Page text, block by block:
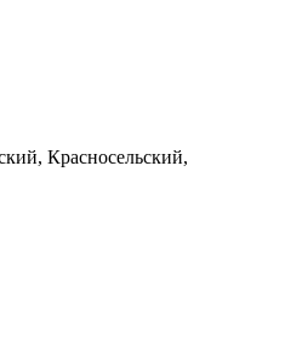
Красносельский,